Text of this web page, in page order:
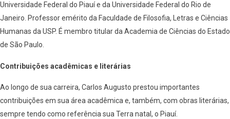
Universidade Federal do Piauí e da Universidade Federal do Rio de
Janeiro. Professor emérito da Faculdade de Filosofia, Letras e Ciências
Humanas da USP. É membro titular da Academia de Ciências do Estado
de São Paulo.
Contribuições acadêmicas e literárias
Ao longo de sua carreira, Carlos Augusto prestou importantes
contribuições em sua área acadêmica e, também, com obras literárias,
sempre tendo como referência sua Terra natal, o Piauí.